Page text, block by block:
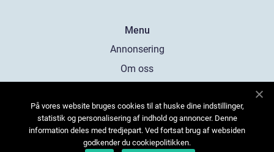
Menu
Annonsering
Om oss
Kontakta oss
Sitemap
På vores website bruges cookies til at huske dine indstillinger,
statistik og personalisering af indhold og annoncer. Denne
information deles med tredjepart. Ved fortsat brug af websiden
godkender du cookiepolitikken.